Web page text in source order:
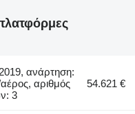
ανάρτηση:
αριθμός
3
54.621 €